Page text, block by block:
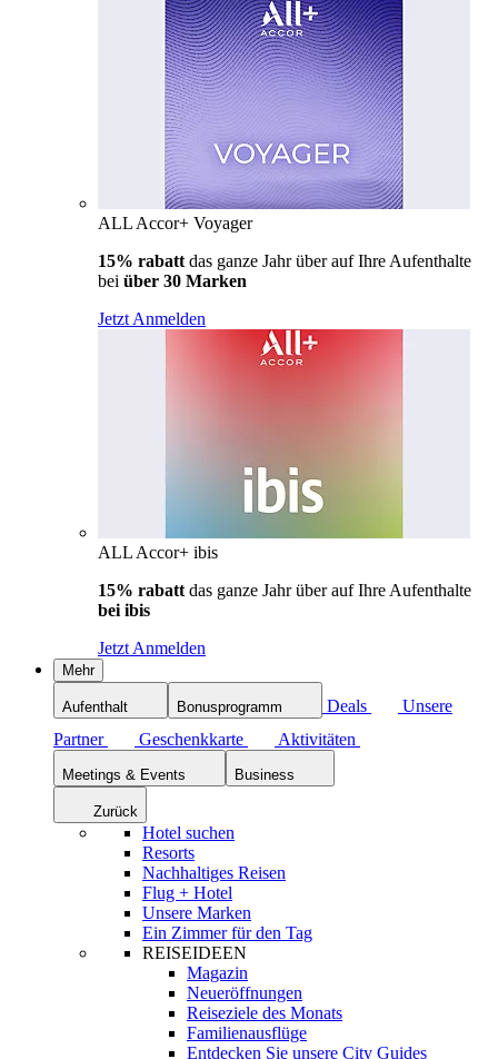
ALL Accor+ Voyager
15% rabatt das ganze Jahr über auf Ihre Aufenthalte
bei über 30 Marken
Jetzt Anmelden
ALL Accor+ ibis
15% rabatt das ganze Jahr über auf Ihre Aufenthalte
bei ibis
Jetzt Anmelden
Mehr
Aufenthalt Bonusprogramm Deals
Unsere
Partner
Geschenkkarte Aktivitäten
Meetings & Events Business
Zurück
Hotel suchen
Resorts
Nachhaltiges Reisen
Flug + Hotel
Unsere Marken
Ein Zimmer für den Tag
REISEIDEEN
Magazin
Neueröffnungen
Reiseziele des Monats
Familienausflüge
Entdecken Sie unsere City Guides